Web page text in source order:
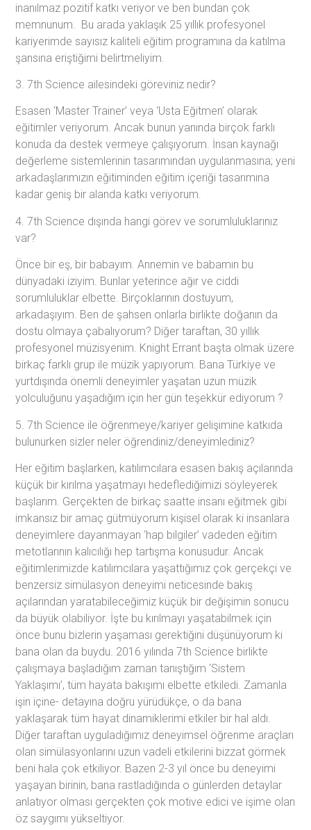
inanılmaz pozitif katkı veriyor ve ben bundan çok
memnunum. Bu arada yaklaşık 25 yıllık profesyonel
kariyerimde sayısız kaliteli eğitim programına da katılma
şansına eriştiğimi belirtmeliyim.
3. 7th Science ailesindeki göreviniz nedir?
Esasen ‘Master Trainer’ veya ‘Usta Eğitmen’ olarak
eğitimler veriyorum. Ancak bunun yanında birçok farklı
konuda da destek vermeye çalışıyorum. İnsan kaynağı
değerleme sistemlerinin tasarımından uygulanmasına; yeni
arkadaşlarımızın eğitiminden eğitim içeriği tasarımına
kadar geniş bir alanda katkı veriyorum.
4. 7th Science dışında hangi görev ve sorumluluklarınız
var?
Önce bir eş, bir babayım. Annemin ve babamın bu
dünyadaki iziyim. Bunlar yeterince ağır ve ciddi
sorumluluklar elbette. Birçoklarının dostuyum,
arkadaşıyım. Ben de şahsen onlarla birlikte doğanın da
dostu olmaya çabalıyorum? Diğer taraftan, 30 yıllık
profesyonel müzisyenim. Knight Errant başta olmak üzere
birkaç farklı grup ile müzik yapıyorum. Bana Türkiye ve
yurtdışında önemli deneyimler yaşatan uzun müzik
yolculuğunu yaşadığım için her gün teşekkür ediyorum ?
5. 7th Science ile öğrenmeye/kariyer gelişimine katkıda
bulunurken sizler neler öğrendiniz/deneyimlediniz?
Her eğitim başlarken, katılımcılara esasen bakış açılarında
küçük bir kırılma yaşatmayı hedeflediğimizi söyleyerek
başlarım. Gerçekten de birkaç saatte insanı eğitmek gibi
imkansız bir amaç gütmüyorum kişisel olarak ki insanlara
deneyimlere dayanmayan ‘hap bilgiler’ vadeden eğitim
metotlarının kalıcılığı hep tartışma konusudur. Ancak
eğitimlerimizde katılımcılara yaşattığımız çok gerçekçi ve
benzersiz simülasyon deneyimi neticesinde bakış
açılarından yaratabileceğimiz küçük bir değişimin sonucu
da büyük olabiliyor. İşte bu kırılmayı yaşatabilmek için
önce bunu bizlerin yaşaması gerektiğini düşünüyorum ki
bana olan da buydu. 2016 yılında 7th Science birlikte
çalışmaya başladığım zaman tanıştığım ‘Sistem
Yaklaşımı’, tüm hayata bakışımı elbette etkiledi. Zamanla
işin içine- detayına doğru yürüdükçe, o da bana
yaklaşarak tüm hayat dinamiklerimi etkiler bir hal aldı.
Diğer taraftan uyguladığımız deneyimsel öğrenme araçları
olan simülasyonlarını uzun vadeli etkilerini bizzat görmek
beni hala çok etkiliyor. Bazen 2-3 yıl önce bu deneyimi
yaşayan birinin, bana rastladığında o günlerden detaylar
anlatıyor olması gerçekten çok motive edici ve işime olan
öz saygımı yükseltiyor.